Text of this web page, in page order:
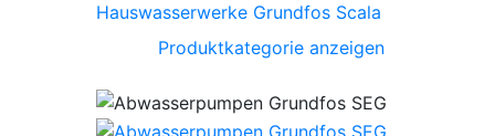
Hauswasserwerke Grundfos Scala
Produktkategorie anzeigen